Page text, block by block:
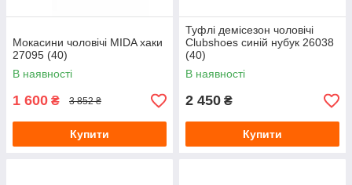
Мокасини чоловічі MIDA хаки
27095 (40)
В наявності
1 600 ₴ 3 852 ₴
Купити
Туфлі демісезон чоловічі
Clubshoes синій нубук 26038
(40)
В наявності
2 450 ₴
Купити